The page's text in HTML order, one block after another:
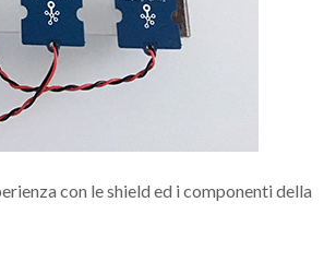
con le shield ed i componenti della